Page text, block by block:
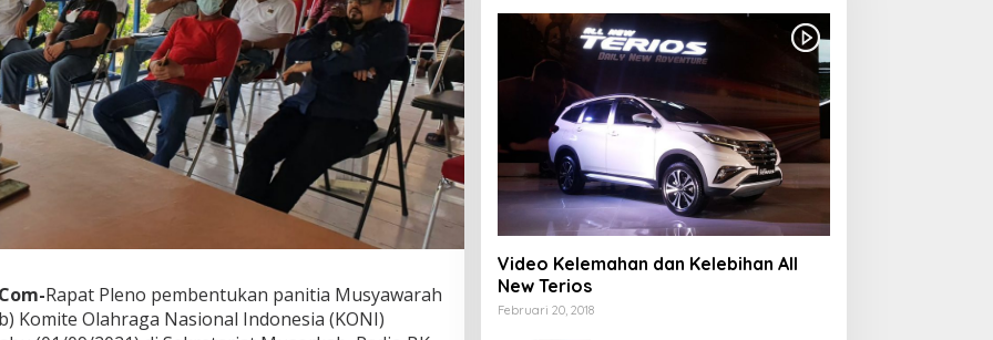
Rapat Pleno pembentukan panitia Musyawarah
Komite Olahraga Nasional Indonesia (KONI)
Video Kelemahan dan Kelebihan All
New Terios
Februari 20, 2018